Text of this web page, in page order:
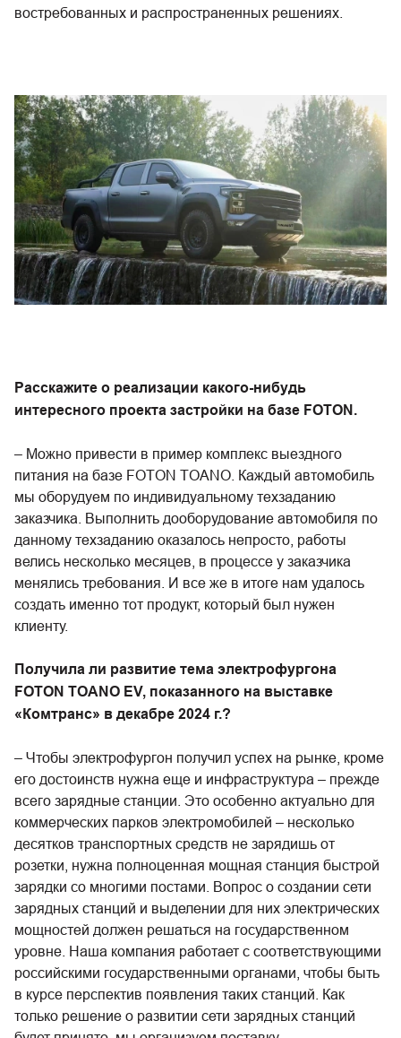
востребованных и распространенных решениях.
Расскажите о реализации какого-нибудь
интересного проекта застройки на базе FOTON.
– Можно привести в пример комплекс выездного
питания на базе FOTON TOANO. Каждый автомобиль
мы оборудуем по индивидуальному техзаданию
заказчика. Выполнить дооборудование автомобиля по
данному техзаданию оказалось непросто, работы
велись несколько месяцев, в процессе у заказчика
менялись требования. И все же в итоге нам удалось
создать именно тот продукт, который был нужен
клиенту.
Получила ли развитие тема электрофургона
FOTON TOANO EV, показанного на выставке
«Комтранс» в декабре 2024 г.?
– Чтобы электрофургон получил успех на рынке, кроме
его достоинств нужна еще и инфраструктура – прежде
всего зарядные станции. Это особенно актуально для
коммерческих парков электромобилей – несколько
десятков транспортных средств не зарядишь от
розетки, нужна полноценная мощная станция быстрой
зарядки со многими постами. Вопрос о создании сети
зарядных станций и выделении для них электрических
мощностей должен решаться на государственном
уровне. Наша компания работает с соответствующими
российскими государственными органами, чтобы быть
в курсе перспектив появления таких станций. Как
только решение о развитии сети зарядных станций